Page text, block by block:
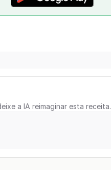
a IA reimaginar esta receita.